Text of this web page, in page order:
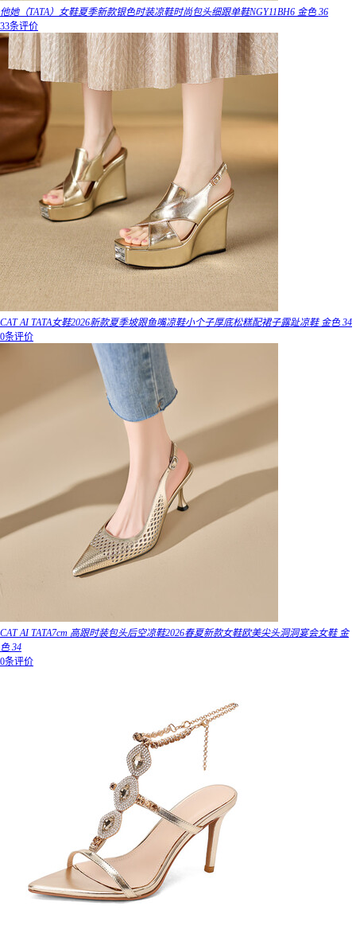
他她（TATA）女鞋夏季新款银色时装凉鞋时尚包头细跟单鞋NGY11BH6 金色 36
33条评价
CAT AI TATA女鞋2026新款夏季坡跟鱼嘴凉鞋小个子厚底松糕配裙子露趾凉鞋 金色 34
0条评价
CAT AI TATA7cm 高跟时装包头后空凉鞋2026春夏新款女鞋欧美尖头洞洞宴会女鞋 金
色 34
0条评价